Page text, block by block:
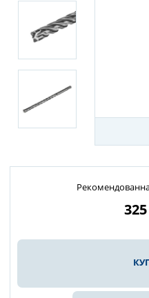
325